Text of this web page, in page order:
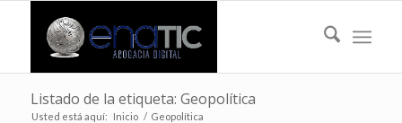
Listado de la etiqueta: Geopolítica
Usted está aquí: Inicio / Geopolítica